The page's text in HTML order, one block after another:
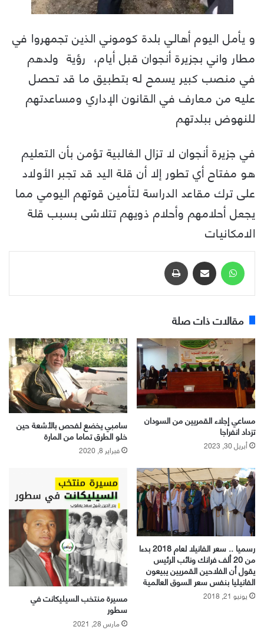
و يأمل اليوم أهالي بلدة كوموني الذين تجمهروا في
مطار واني بجزيرة أنجوان قبل أيام، رؤية ولدهم
في منصب كبير يسمح له بتطبيق ما قد تحصل
عليه من معارف في القانون الإداري ومساعدتهم
للنهوض ببلدتهم
في جزيرة أنجوان لا تزال الغالبية تؤمن بأن التعليم
هو مفتاح أي تطور إلا أن قلة اليد قد تجبر الأولاد
على ترك مقاعد الدراسة لتأمين قوتهم اليومي مما
يجعل أحلامهم وأحلام ذويهم تتلاشى بسبب قلة
الامكانيات
واتساب مشاركة عبر البريد
مقالات ذات صلة
مساعي إجلاء القمريين من السودان
تزداد انفراجا
أبريل 30, 2023
سامبي يخضع لفحص بالأشعة حين
خلو الطرق تماما من المارة
فبراير 8, 2020
رسميا .. سعر الفانيلا لعام 2018 بدءا
من 20 ألف فرانك ونائب الرئيس
يقول أن الفلاحين القمريين يبيعون
الفانيليا بنفس سعر السوق العالمية
يونيو 21, 2018 مسيرة منتخب السيليكانت في
سطور
مارس 28, 2021